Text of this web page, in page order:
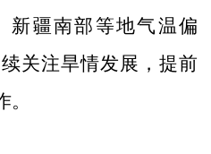
新疆南部等地气温偏
关注旱情发展，提前